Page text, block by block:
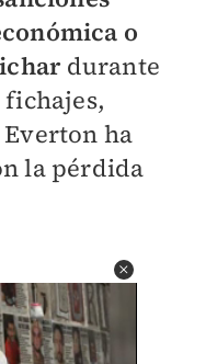
o
durante
fichajes,
ha
la pérdida